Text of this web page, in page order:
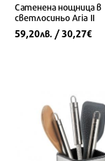
Сатенена нощница в
светлосиньо Aria II
59,20лв. / 30,27€